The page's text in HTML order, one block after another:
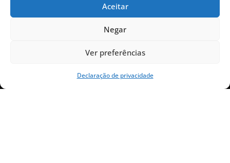
Aceitar
Negar
Ver preferências
Declaração de privacidade
Nossa Equipe